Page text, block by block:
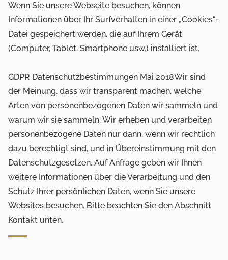
Wenn Sie unsere Webseite besuchen, können
Informationen über Ihr Surfverhalten in einer „Cookies“-
Datei gespeichert werden, die auf Ihrem Gerät
(Computer, Tablet, Smartphone usw.) installiert ist.
GDPR Datenschutzbestimmungen Mai 2018Wir sind
der Meinung, dass wir transparent machen, welche
Arten von personenbezogenen Daten wir sammeln und
warum wir sie sammeln. Wir erheben und verarbeiten
personenbezogene Daten nur dann, wenn wir rechtlich
dazu berechtigt sind, und in Übereinstimmung mit den
Datenschutzgesetzen. Auf Anfrage geben wir Ihnen
weitere Informationen über die Verarbeitung und den
Schutz Ihrer persönlichen Daten, wenn Sie unsere
Websites besuchen. Bitte beachten Sie den Abschnitt
Kontakt unten.